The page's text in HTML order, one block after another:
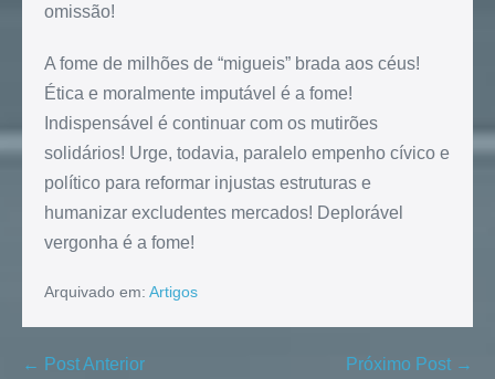
omissão!
A fome de milhões de “migueis” brada aos céus!
Ética e moralmente imputável é a fome!
Indispensável é continuar com os mutirões
solidários! Urge, todavia, paralelo empenho cívico e
político para reformar injustas estruturas e
humanizar excludentes mercados! Deplorável
vergonha é a fome!
Arquivado em: Artigos
← Post Anterior Próximo Post →